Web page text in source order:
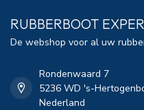
RUBBERBOOT
De webshop voor al uw
Rondenwaard 7
5236 WD 's-
Nederland